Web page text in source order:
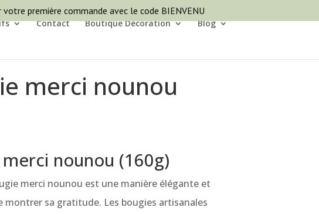
Contact Boutique Décoration Blog
merci nounou
nounou (160g)
merci nounou est une manière élégante et
montrer sa gratitude. Les bougies artisanales
première commande avec le code BIENVENU